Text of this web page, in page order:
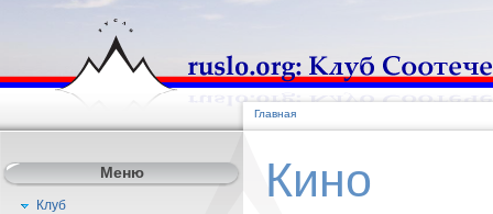
Главная
Кино
Меню
Клуб